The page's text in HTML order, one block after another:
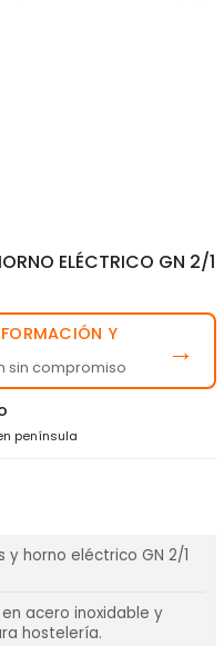
ELÉCTRICO GN 2/1
Y
sin compromiso →
península
horno eléctrico GN 2/1
acero inoxidable y
hostelería.